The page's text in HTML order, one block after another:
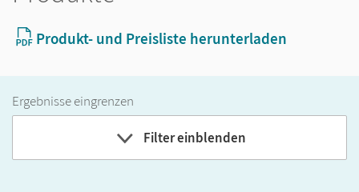
Produkt- und Preisliste herunterladen
Ergebnisse eingrenzen
Filter einblenden